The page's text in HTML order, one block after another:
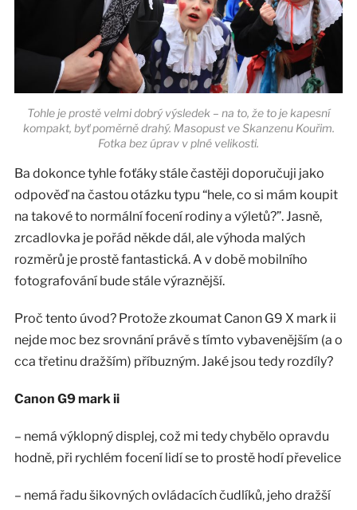
Tohle je prostě velmi dobrý výsledek – na to, že to je kapesní
kompakt, byť poměrně drahý. Masopust ve Skanzenu Kouřim.
Fotka bez úprav v plné velikosti.
Ba dokonce tyhle foťáky stále častěji doporučuji jako
odpověď na častou otázku typu “hele, co si mám koupit
na takové to normální focení rodiny a výletů?”. Jasně,
zrcadlovka je pořád někde dál, ale výhoda malých
rozměrů je prostě fantastická. A v době mobilního
fotografování bude stále výraznější.
Proč tento úvod? Protože zkoumat Canon G9 X mark ii
nejde moc bez srovnání právě s tímto vybavenějším (a o
cca třetinu dražším) příbuzným. Jaké jsou tedy rozdíly?
Canon G9 mark ii
– nemá výklopný displej, což mi tedy chybělo opravdu
hodně, při rychlém focení lidí se to prostě hodí převelice
– nemá řadu šikovných ovládacích čudlíků, jeho dražší